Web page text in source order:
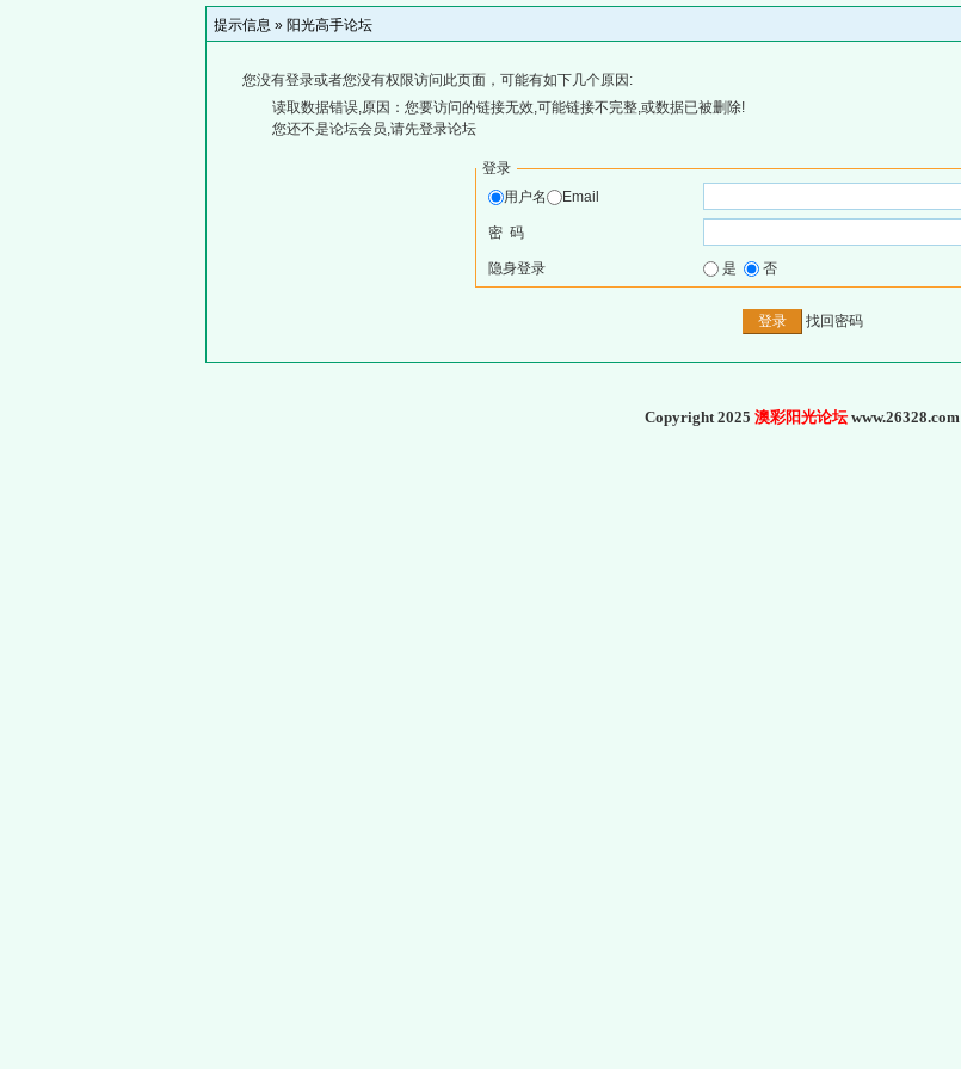
提示信息 » 阳光高手论坛
您没有登录或者您没有权限访问此页面，可能有如下几个原因:
读取数据错误,原因：您要访问的链接无效,可能链接不完整,或数据已被删除!
您还不是论坛会员,请先登录论坛
登录
用户名
Email
密 码
隐身登录 是 否
找回密码
Copyright 2025 澳彩阳光论坛www.26328.com